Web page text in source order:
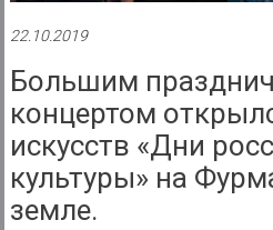
22.10.2019
Большим
концертом
искусств «Дни
культуры» на
земле.